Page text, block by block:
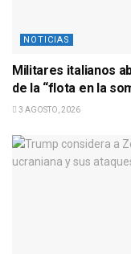
NOTICIAS
Militares italianos
de la “flota en la
3 AGOSTO, 2026